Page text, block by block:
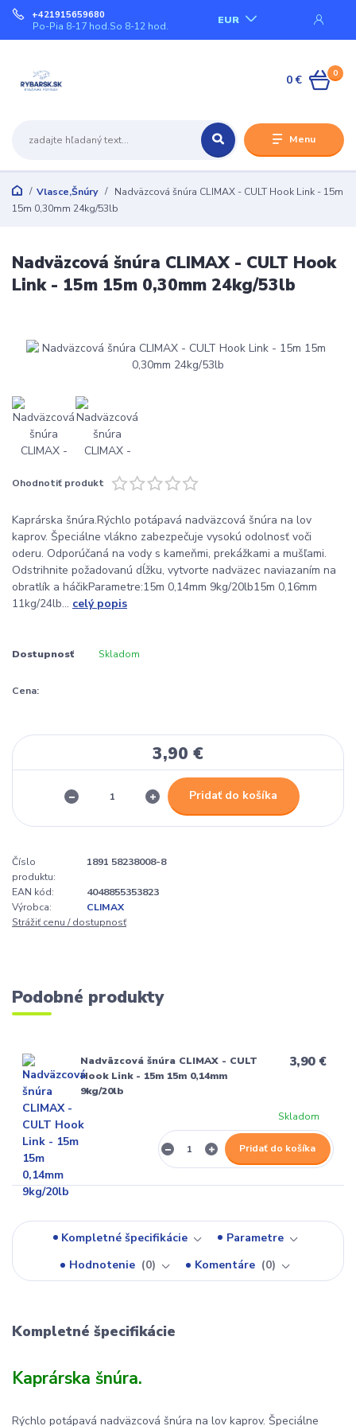
Menu
EUR
+421915659680
Po-Pia 8-17 hod.So 8-12 hod.
0
0 €
Vlasce,Šnúry
Nadväzcová šnúra CLIMAX - CULT Hook Link - 15m
15m 0,30mm 24kg/53lb
Nadväzcová šnúra CLIMAX - CULT Hook
Link - 15m 15m 0,30mm 24kg/53lb
Ohodnotiť produkt
Kaprárska šnúra.Rýchlo potápavá nadväzcová šnúra na lov
kaprov. Špeciálne vlákno zabezpečuje vysokú odolnosť voči
oderu. Odporúčaná na vody s kameňmi, prekážkami a mušľami.
Odstrihnite požadovanú dĺžku, vytvorte nadväzec naviazaním na
obratlík a háčikParametre:15m 0,14mm 9kg/20lb15m 0,16mm
11kg/24lb... celý popis
Dostupnosť Skladom
Cena:
3,90 €
Pridať do košíka
Číslo
produktu:
1891 58238008-8
EAN kód:
4048855353823
Výrobca:
CLIMAX
Strážiť cenu / dostupnosť
Podobné produkty
Nadväzcová šnúra CLIMAX - CULT
Hook Link - 15m 15m 0,14mm
9kg/20lb
3,90 €
Skladom
Pridať do košíka
Kompletné špecifikácie
Parametre
Hodnotenie
0 Komentáre 0
Kompletné špecifikácie
Kaprárska šnúra.
Rýchlo potápavá nadväzcová šnúra na lov kaprov. Špeciálne